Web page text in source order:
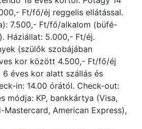
Ft/fő/éj reggelis ellátással.
7.500,- Ft/fő/alkalom (büfé-
Háziállat: 5.000,- Ft/éj.
(szülők szobájában
kor között 4.500,- Ft/fő/éj
6 éves kor alatt szállás és
in: 14.00 órától. Check-out:
módja: KP, bankkártya (Visa,
Mastercard, American Express),